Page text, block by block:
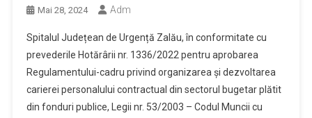
Mai 28, 2024 Adm
Spitalul Județean de Urgență Zalău, în conformitate cu
prevederile Hotărârii nr. 1336/2022 pentru aprobarea
Regulamentului-cadru privind organizarea şi dezvoltarea
carierei personalului contractual din sectorul bugetar plătit
din fonduri publice, Legii nr. 53/2003 – Codul Muncii cu